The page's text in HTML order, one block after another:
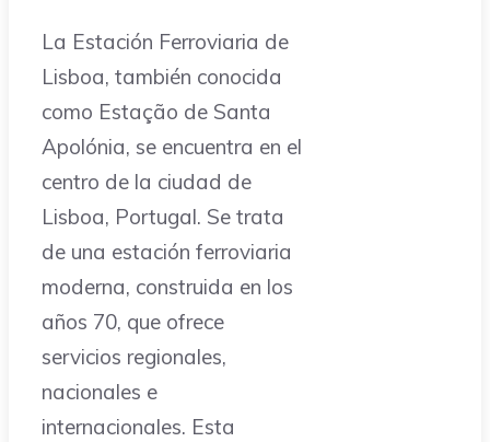
La Estación Ferroviaria de
Lisboa, también conocida
como Estação de Santa
Apolónia, se encuentra en el
centro de la ciudad de
Lisboa, Portugal. Se trata
de una estación ferroviaria
moderna, construida en los
años 70, que ofrece
servicios regionales,
nacionales e
internacionales. Esta